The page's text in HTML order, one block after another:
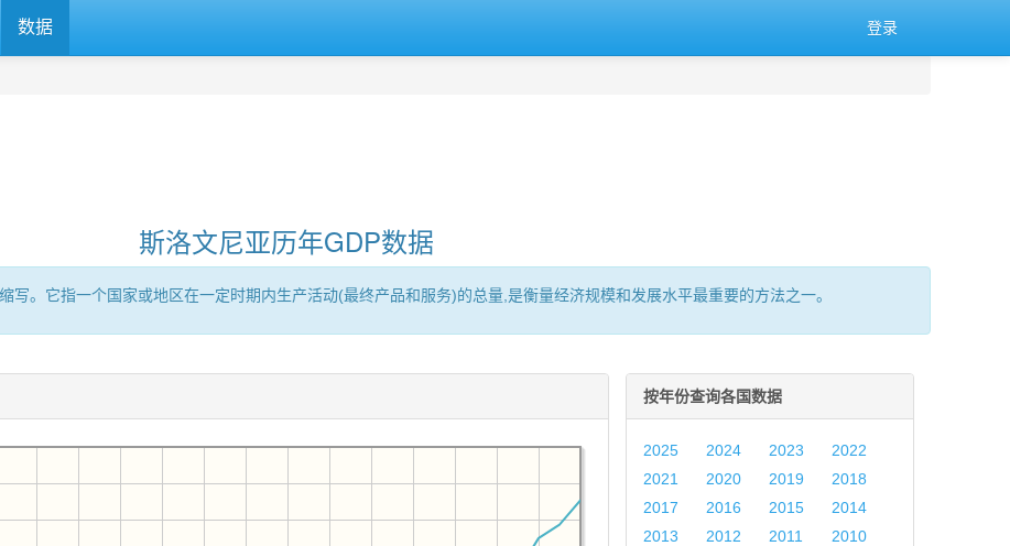
数据 登录
斯洛文尼亚历年GDP数据
。它指一个国家或地区在一定时期内生产活动(最终产品和服务)的总量,是衡量经济规模和发展水平最重要的方法之一。
按年份查询各国数据
2025 2024 2023
2022
2021
2020 2019
2018
2017
2016 2015
2014
2013
2012 2011
2010